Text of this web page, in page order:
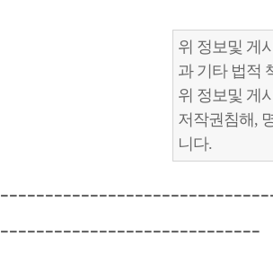
위 정보및 게
과 기타 법적
위 정보및 게
저작권침해,
니다.
-----------------------------